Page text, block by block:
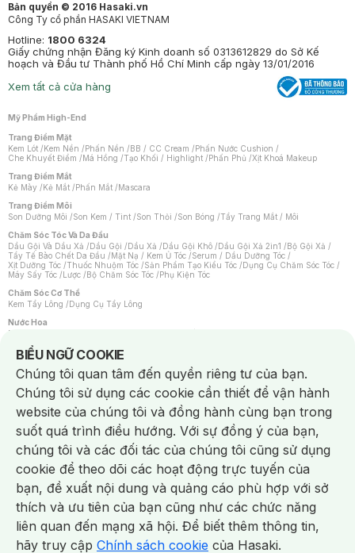
Bản quyền © 2016 Hasaki.vn
Công Ty cổ phần HASAKI VIETNAM
Hotline: 1800 6324
Giấy chứng nhận Đăng ký Kinh doanh số 0313612829 do Sở Kế
hoạch và Đầu tư Thành phố Hồ Chí Minh cấp ngày 13/01/2016
Xem tất cả cửa hàng
Mỹ Phẩm High-End
Trang Điểm Mặt
Kem Lót /Kem Nền /Phấn Nền /BB / CC Cream /Phấn Nước Cushion /
Che Khuyết Điểm /Má Hồng /Tạo Khối / Highlight /Phấn Phủ /Xịt Khoá Makeup
Trang Điểm Mắt
Kẻ Mày /Kẻ Mắt /Phấn Mắt /Mascara
Trang Điểm Môi
Son Dưỡng Môi /Son Kem / Tint /Son Thỏi /Son Bóng /Tẩy Trang Mắt / Môi
Chăm Sóc Tóc Và Da Đầu
Dầu Gội Và Dầu Xả /Dầu Gội /Dầu Xả /Dầu Gội Khô /Dầu Gội Xả 2in1 /Bộ Gội Xả /
Tẩy Tế Bào Chết Da Đầu /Mặt Nạ / Kem Ủ Tóc /Serum / Dầu Dưỡng Tóc /
Xịt Dưỡng Tóc /Thuốc Nhuộm Tóc /Sản Phẩm Tạo Kiểu Tóc /Dụng Cụ Chăm Sóc Tóc /
Máy Sấy Tóc /Lược /Bộ Chăm Sóc Tóc /Phụ Kiện Tóc
Chăm Sóc Cơ Thể
Kem Tẩy Lông /Dụng Cụ Tẩy Lông
Nước Hoa
Nước Hoa Nữ
Chăm Sóc Cá Nhân
Chống Muỗi /Khẩu Trang /Máy Massage/Mặt Nạ Xông Hơi /Nước Rửa Tay/
Sản Phẩm Chăm Sóc Khác /Bàn Chải Đánh Răng /Bàn Chải Điện/
Hỗ Trợ Trắng Răng/Kem Đánh Răng /Máy Tăm Nước/ Nước Súc Miệng/
Tăm / Chỉ Nha Khoa/ Xịt Thơm Miệng / Dung Dịch Vệ Sinh/Dưỡng Vùng Kín/
Khăn Ướt Vệ Sinh Vùng Kín/Băng Vệ Sinh/Tampon/Bọt Cạo Râu /Dao Cạo Râu/
Máy Cạo Râu
Vấn Đề Về Da
Da Dầu / Lỗ Chân Lông To/ Da Khô / Mất Nước/ Da Lão Hóa/ Da Mụn/
Da Nhạy Cảm / Kích Ứng
Da Xỉn Màu Thâm / Nám / Tàn Nhang
Quầng Thâm & Bọng Mắt /Sẹo /Viêm Da Cơ Địa
Dụng Cụ / Phụ Kiện Chăm Sóc Da
Bông Tẩy Trang
Khăn Lau Mặt Khô Dụng Cụ / Máy Rửa Mặt Máy Chăm Sóc Da
Dụng Cụ Chăm Sóc Khác
BIỂU NGỮ COOKIE
Notice about cookies usage
Chúng tôi quan tâm đến quyền riêng tư của bạn.
Chúng tôi sử dụng các cookie cần thiết để vận hành
website của chúng tôi và đồng hành cùng bạn trong
suốt quá trình điều hướng. Với sự đồng ý của bạn,
chúng tôi và các đối tác của chúng tôi cũng sử dụng
cookie để theo dõi các hoạt động trực tuyến của
bạn, đề xuất nội dung và quảng cáo phù hợp với sở
thích và ưu tiên của bạn cũng như các chức năng
liên quan đến mạng xã hội. Để biết thêm thông tin,
hãy truy cập Chính sách cookie của Hasaki.